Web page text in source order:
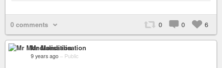
0 comments 0 0 6
Mr Mondialisation
9 years ago – Public